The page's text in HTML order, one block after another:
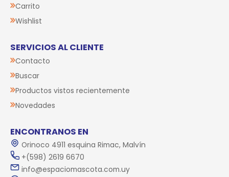
Carrito
Wishlist
SERVICIOS AL CLIENTE
Contacto
Buscar
Productos vistos recientemente
Novedades
ENCONTRANOS EN
Orinoco 4911 esquina Rimac, Malvín
+(598) 2619 6670
info@espaciomascota.com.uy